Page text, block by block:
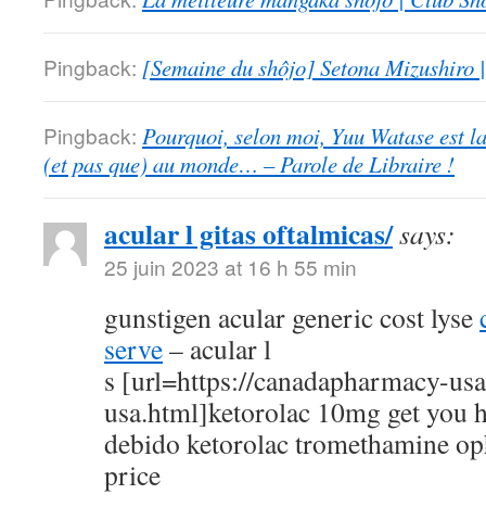
Pingback: [Semaine du shôjo] Setona Mizushiro
Pingback: Pourquoi, selon moi, Yuu Watase est
(et pas que) au monde… – Parole de Libraire !
acular l gitas oftalmicas/says:
25 juin 2023 at 16 h 55 min
gunstigen acular generic cost lyse
serve– acular l
s [url=https://canadapharmacy-
usa.html]ketorolac 10mg get you
debido ketorolac tromethamine
price